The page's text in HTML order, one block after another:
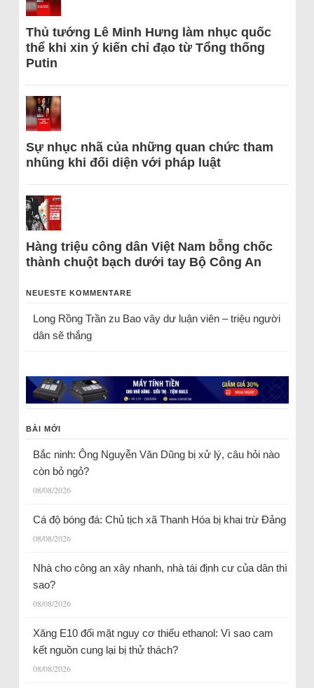
Thủ tướng Lê Minh Hưng làm nhục quốc
thể khi xin ý kiến chỉ đạo từ Tổng thống
Putin
Sự nhục nhã của những quan chức tham
nhũng khi đối diện với pháp luật
Hàng triệu công dân Việt Nam bỗng chốc
thành chuột bạch dưới tay Bộ Công An
NEUESTE KOMMENTARE
Long Rồng Trầnzu Bao vây dư luận viên – triệu người
dân sẽ thắng
BÀI MỚI
Bắc ninh: Ông Nguyễn Văn Dũng bị xử lý, câu hỏi nào
còn bỏ ngỏ?
08/08/2026
Cá độ bóng đá: Chủ tịch xã Thanh Hóa bị khai trừ Đảng
08/08/2026
Nhà cho công an xây nhanh, nhà tái định cư của dân thì
sao?
08/08/2026
Xăng E10 đối mặt nguy cơ thiếu ethanol: Vì sao cam
kết nguồn cung lại bị thử thách?
08/08/2026